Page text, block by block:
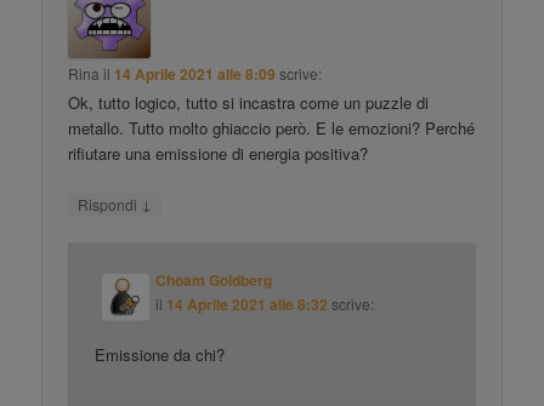
Rina il 14 Aprile 2021 alle 8:09 scrive:
Ok, tutto logico, tutto si incastra come un puzzle di
metallo. Tutto molto ghiaccio però. E le emozioni? Perché
rifiutare una emissione di energia positiva?
Rispondi ↓
Choam Goldberg
il 14 Aprile 2021 alle 8:32 scrive:
Emissione da chi?